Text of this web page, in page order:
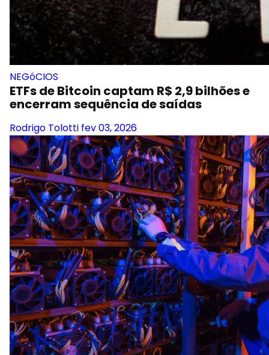
NEGóCIOS
ETFs de Bitcoin captam R$ 2,9 bilhões e
encerram sequência de saídas
Rodrigo Tolotti fev 03, 2026